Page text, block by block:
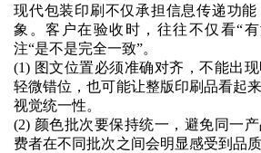
现代包装印刷不仅承担信息传递功
象。客户在验收时，往往不仅看“
注“是不是完全一致”。
(1) 图文位置必须准确对齐，不能出
轻微错位，也可能让整版印刷品看起
视觉统一性。
(2) 颜色批次要保持统一，避免同一
费者在不同批次之间会明显感受到品